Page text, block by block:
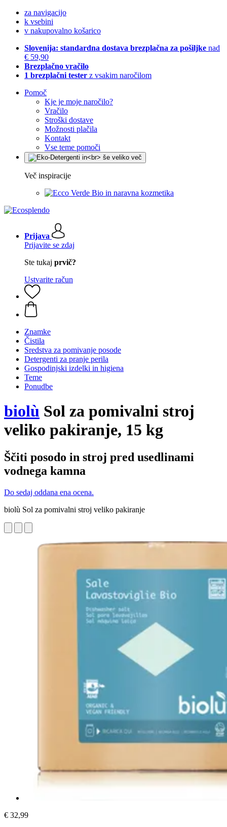
za navigacijo
k vsebini
v nakupovalno košarico
Slovenija: standardna dostava brezplačna za pošiljke nad
€ 59,90
Brezplačno vračilo
1 brezplačni tester z vsakim naročilom
Pomoč
Kje je moje naročilo?
Vračilo
Stroški dostave
Možnosti plačila
Kontakt
Vse teme pomoči
Več inspiracije
Bio in naravna kozmetika
Prijava
Prijavite se zdaj
Ste tukaj prvič?
Ustvarite račun
Znamke
Čistila
Sredstva za pomivanje posode
Detergenti za pranje perila
Gospodinjski izdelki in higiena
Teme
Ponudbe
biolù Sol za pomivalni stroj
veliko pakiranje, 15 kg
Ščiti posodo in stroj pred usedlinami
vodnega kamna
Do sedaj oddana ena ocena.
biolù Sol za pomivalni stroj veliko pakiranje
€ 32,99